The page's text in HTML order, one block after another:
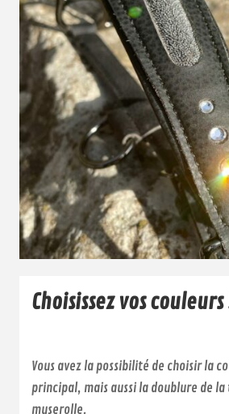
Choisissez vos couleurs
Vous avez la possibilité de choisir la
principal, mais aussi la doublure de
muserolle.